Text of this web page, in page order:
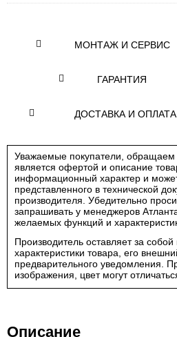
МОНТАЖ И СЕРВИС
ГАРАНТИЯ
ДОСТАВКА И ОПЛАТА
Уважаемые покупатели,
является офертой и описание
информационный характер и
представленного в технической
производителя. Убедительно
запрашивать у менеджеров
желаемых функций и
Производитель оставляет за
характеристики товара, его
предварительного уведомления.
изображения, цвет могут
Описание